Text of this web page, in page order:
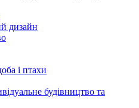
дизайн
і птахи
будівництво та